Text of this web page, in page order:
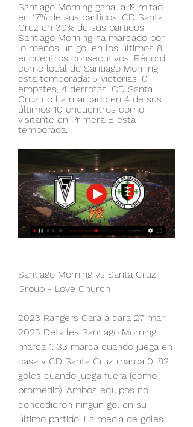
Santiago Morning gana la 1º mitad
en 17% de sus partidos, CD Santa
Cruz en 30% de sus partidos.
Santiago Morning ha marcado por
lo menos un gol en los últimos 8
encuentros consecutivos. Récord
como local de Santiago Morning
esta temporada: 5 victorias, 0
empates, 4 derrotas. CD Santa
Cruz no ha marcado en 4 de sus
últimos 10 encuentros como
visitante en Primera B esta
temporada.
Santiago Morning vs Santa Cruz |
Group - Love Church
2023 Rangers Cara a cara 27 mar.
2023 Detalles Santiago Morning
marca 1. 33 marca cuando juega en
casa y CD Santa Cruz marca 0. 82
goles cuando juega fuera (como
promedio). Ambos equipos no
concedieron ningún gol en su
último partido. La media de goles